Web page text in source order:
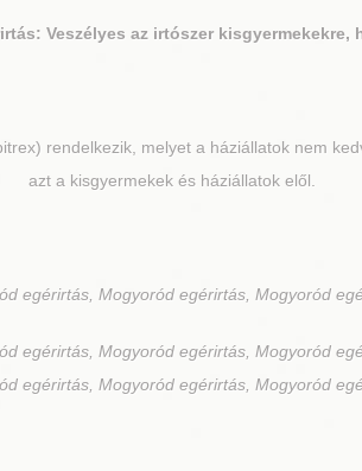
Veszélyes az irtószer kisgyermekekre,
rendelkezik, melyet a háziállatok nem
azt a kisgyermekek és háziállatok elől.
egérirtás, Mogyoród egérirtás, Mogyoród
egérirtás, Mogyoród egérirtás, Mogyoród
egérirtás, Mogyoród egérirtás, Mogyoród